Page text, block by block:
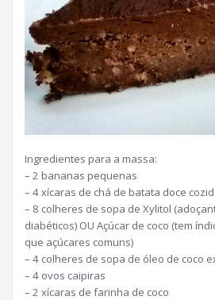
Ingredientes para a massa:
– 2 bananas pequenas
– 4 xícaras de chá de batata doce
– 8 colheres de sopa de Xylitol
diabéticos) OU Açúcar de coco (tem
que açúcares comuns)
– 4 colheres de sopa de óleo de coco
– 4 ovos caipiras
– 2 xícaras de farinha de coco